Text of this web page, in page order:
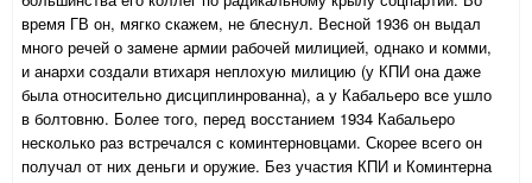
время ГВ он, мягко скажем, не блеснул. Весной 1936 он выдал
много речей о замене армии рабочей милицией, однако и комми,
и анархи создали втихаря неплохую милицию (у КПИ она даже
была относительно дисциплинрованна), а у Кабальеро все ушло
в болтовню. Более того, перед восстанием 1934 Кабальеро
несколько раз встречался с коминтерновцами. Скорее всего он
получал от них деньги и оружие. Без участия КПИ и Коминтерна